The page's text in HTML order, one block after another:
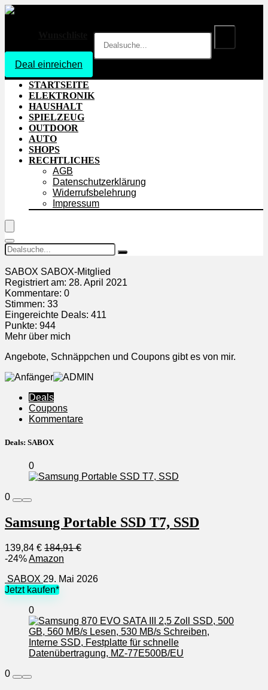
Deal einreichen
STARTSEITE
ELEKTRONIK
HAUSHALT
SPIELZEUG
OUTDOOR
AUTO
SHOPS
RECHTLICHES
AGB
Datenschutzerklärung
Widerrufsbelehrung
Impressum
SABOX SABOX-Mitglied
Registriert am: 28. April 2021
Kommentare: 0
Stimmen: 33
Eingereichte Deals: 411
Punkte: 944
Mehr über mich
Angebote, Schnäppchen und Coupons gibt es von mir.
Deals
Coupons
Kommentare
Deals: SABOX
0
0
Samsung Portable SSD T7, SSD
139,84 € 184,91 €
-24%Amazon
SABOX 29. Mai 2026
Jetzt kaufen*
0
0